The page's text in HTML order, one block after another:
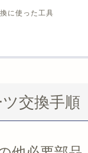
に使った工具
交換手順